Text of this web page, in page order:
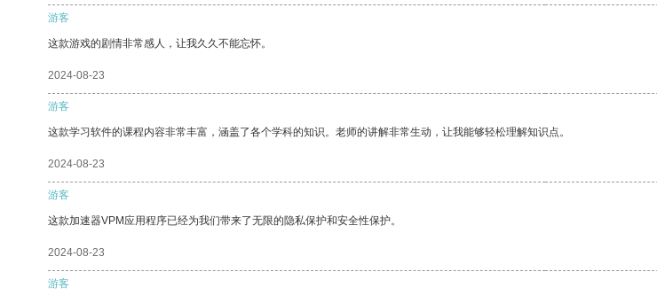
游客
这款游戏的剧情非常感人，让我久久不能忘怀。
2024-08-23
游客
这款学习软件的课程内容非常丰富，涵盖了各个学科的知识。老师的讲解非常生动，让我能够轻松理解知识点。
2024-08-23
游客
这款加速器VPM应用程序已经为我们带来了无限的隐私保护和安全性保护。
2024-08-23
游客